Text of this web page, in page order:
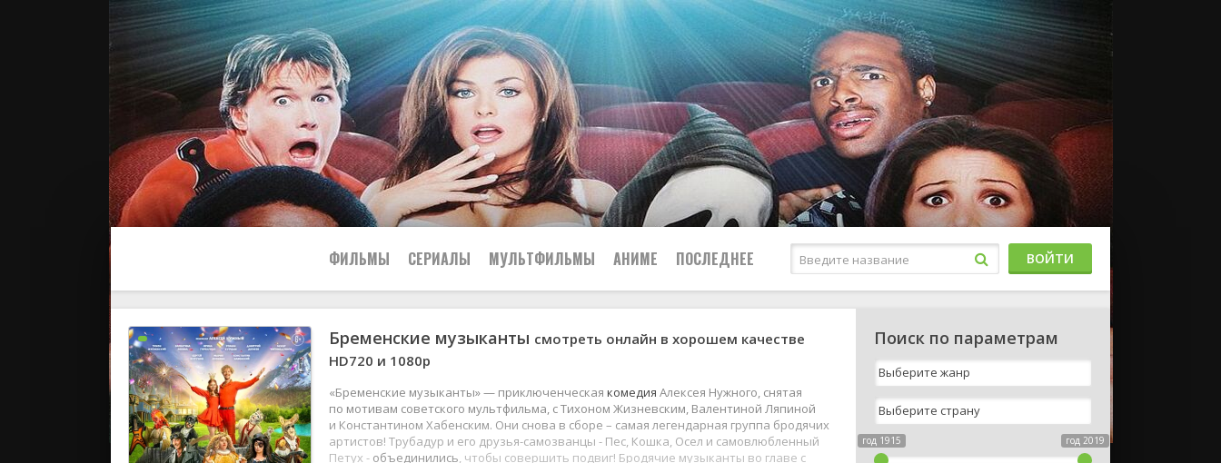
ФИЛЬМЫ
Все
2023
2022
2021
Детективы
Детские
Драмы
Криминал
Приключения
Семейные
Спорт
Триллеры
СЕРИАЛЫ МУЛЬТФИЛЬМЫ АНИМЕ ПОСЛЕДНЕЕ
Все
2024
2023
2022
2021
ВОЙТИ
Бременские музыканты смотреть онлайн в хорошем качестве
HD720 и 1080p
«Бременские музыканты» — приключенческая комедия Алексея Нужного, снятая
по мотивам советского мультфильма, с Тихоном Жизневским, Валентиной Ляпиной
и Константином Хабенским. Они снова в сборе – самая легендарная группа бродячих
артистов! Трубадур и его друзья-самозванцы - Пес, Кошка, Осел и самовлюбленный
Петух - объединились, чтобы совершить подвиг! Бродячие музыканты во главе с
Поиск по параметрам
год 1915 год 2019